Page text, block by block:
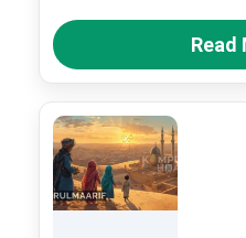
Read